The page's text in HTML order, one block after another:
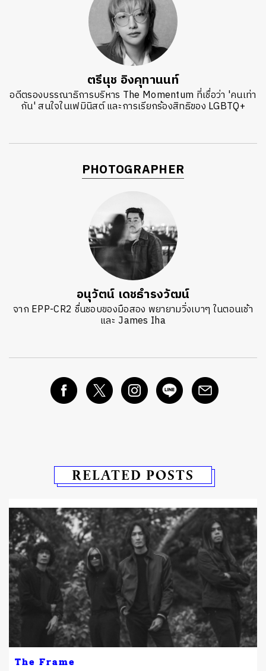
ตรีนุช อิงคุทานนท์
อดีตรองบรรณาธิการบริหาร The Momentum ที่เชื่อว่า 'คนเท่า
กัน' สนใจในเฟมินิสต์ และการเรียกร้องสิทธิของ LGBTQ+
PHOTOGRAPHER
อนุวัตน์ เดชธำรงวัฒน์
จาก EPP-CR2 ชื่นชอบของมือสอง พยายามวิ่งเบาๆ ในตอนเช้า
และ James Iha
RELATED POSTS
The Frame